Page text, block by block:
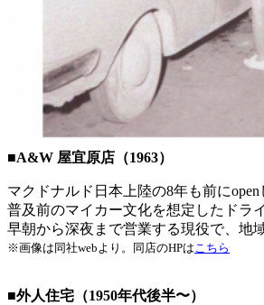
■A&W 屋宜原店（1963）
マクドナルド日本上陸の8年も前に
普及前のマイカー文化を想定したドラ
早朝から深夜まで営業する現役で、地
※画像は同社webより。同店のHPはこちら
■外人住宅（1950年代後半〜）